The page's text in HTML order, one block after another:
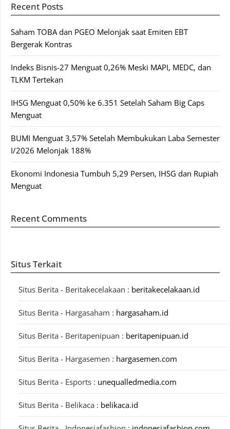
Recent Posts
Saham TOBA dan PGEO Melonjak saat Emiten EBT
Bergerak Kontras
Indeks Bisnis-27 Menguat 0,26% Meski MAPI, MEDC, dan
TLKM Tertekan
IHSG Menguat 0,50% ke 6.351 Setelah Saham Big Caps
Menguat
BUMI Menguat 3,57% Setelah Membukukan Laba Semester
I/2026 Melonjak 188%
Ekonomi Indonesia Tumbuh 5,29 Persen, IHSG dan Rupiah
Menguat
Recent Comments
Situs Terkait
Situs Berita - Beritakecelakaan : beritakecelakaan.id
Situs Berita - Hargasaham : hargasaham.id
Situs Berita - Beritapenipuan : beritapenipuan.id
Situs Berita - Hargasemen : hargasemen.com
Situs Berita - Esports : unequalledmedia.com
Situs Berita - Belikaca : belikaca.id